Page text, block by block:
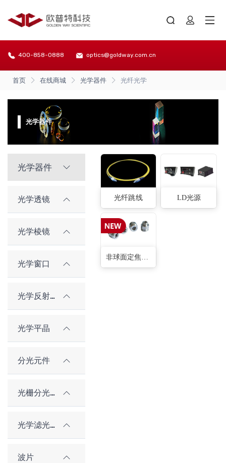
400-858-0888 optics@goldway.com.cn
首页 在线商城 光学器件 光纤光学
光学器件
光学器件
光学透镜
光学棱镜
光学窗口
光学反射镜
光学平晶
分光元件
光栅分光元件
光学滤光片
波片
光纤跳线 LD光源